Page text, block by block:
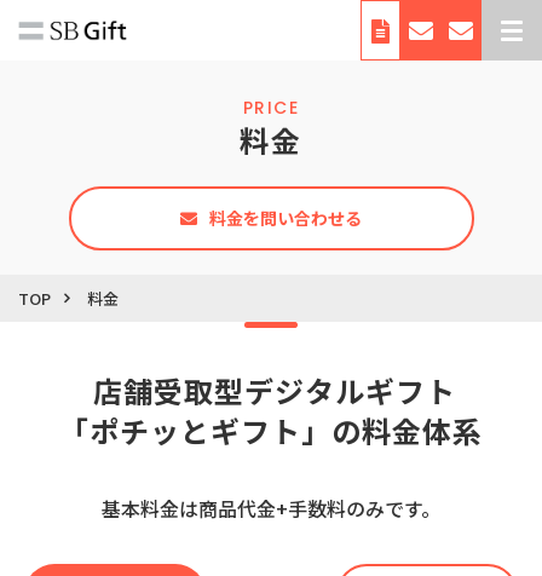
サービス紹介
料金
利用シーン・使い方
会社概要
PRICE
料金
料金を問い合わせる
TOP 料金
店舗受取型デジタルギフト
「ポチッとギフト」の料金体系
基本料金は商品代金+手数料のみです。